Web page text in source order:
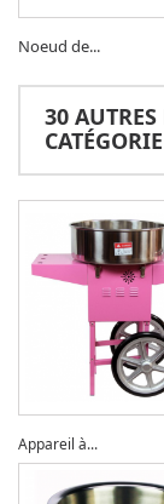
Noeud de...
30
Appareil à...